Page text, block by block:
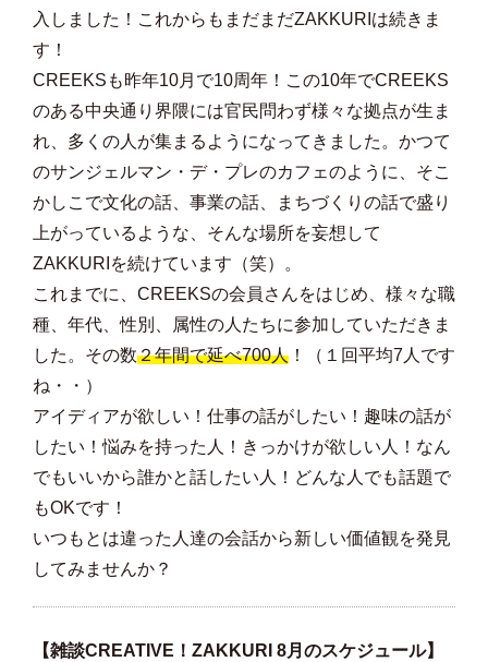
入しました！ これからもまだまだZAKKURIは続きま
す！
CREEKSも昨年10月で10周年！この10年でCREEKS
のある中央通り界隈には官民問わず様々な拠点が生ま
れ、多くの人が集まるようになってきました。かつて
のサンジェルマン・デ・プレのカフェのように、そこ
かしこで文化の話、事業の話、まちづくりの話で盛り
上がっているような、そんな場所を妄想して
ZAKKURIを続けています（笑）。
これまでに、CREEKSの会員さんをはじめ、様々な職
種、年代、性別、属性の人たちに参加していただきま
した。その数２年間で延べ700人 ！（１回平均7人です
ね・・）
アイディアが欲しい！仕事の話がしたい！趣味の話が
したい！悩みを持った人！きっかけが欲しい人！なん
でもいいから誰かと話したい人！どんな人でも話題で
もOKです！
いつもとは違った人達の会話から新しい価値観を発見
してみませんか？
【雑談CREATIVE！ZAKKURI 8月のスケジュール】